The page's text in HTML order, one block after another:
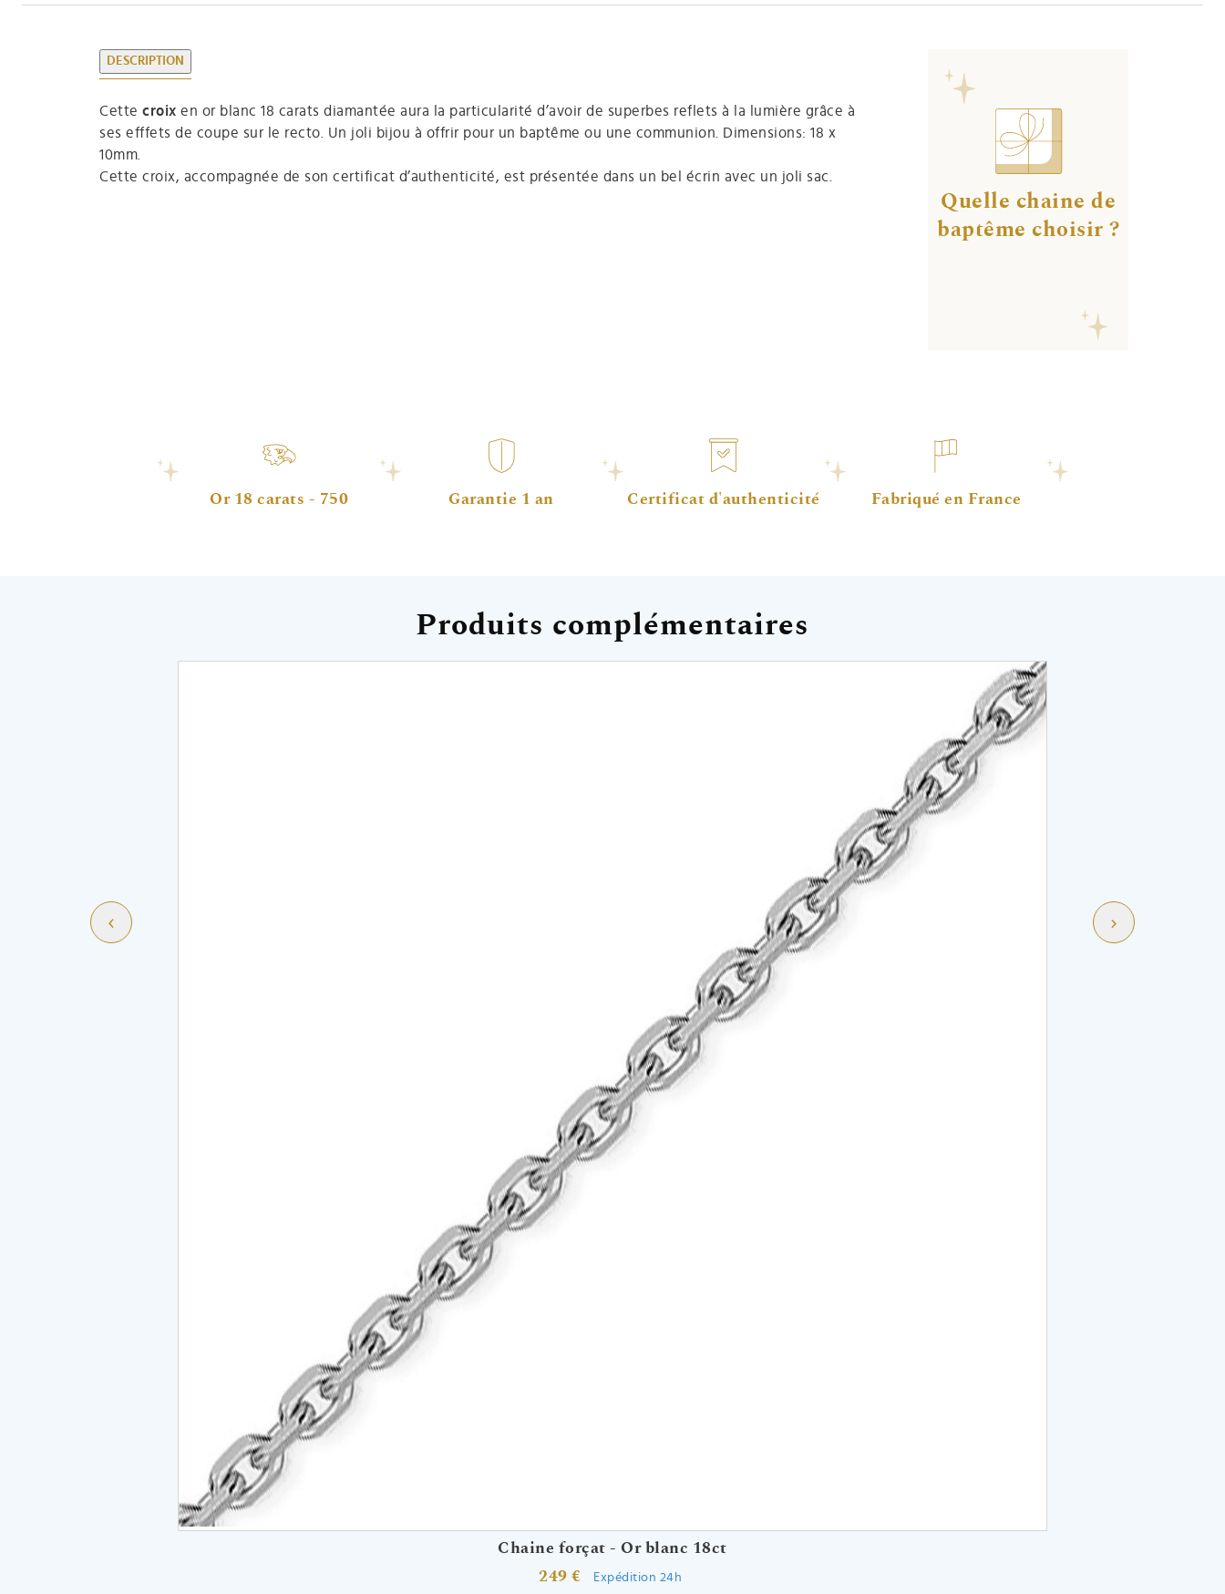
DESCRIPTION
Cette croix en or blanc 18 carats diamantée aura la particularité d’avoir de superbes reflets à la lumière grâce à
ses efffets de coupe sur le recto. Un joli bijou à offrir pour un baptême ou une communion. Dimensions: 18 x
10mm.
Cette croix, accompagnée de son certificat d’authenticité, est présentée dans un bel écrin avec un joli sac.
Quelle chaine de
baptême choisir ?
Or 18 carats - 750 Garantie 1 an Certificat d'authenticité Fabriqué en France
Produits complémentaires
Chaine forçat - Or blanc 18ct
249 €
Expédition 24h